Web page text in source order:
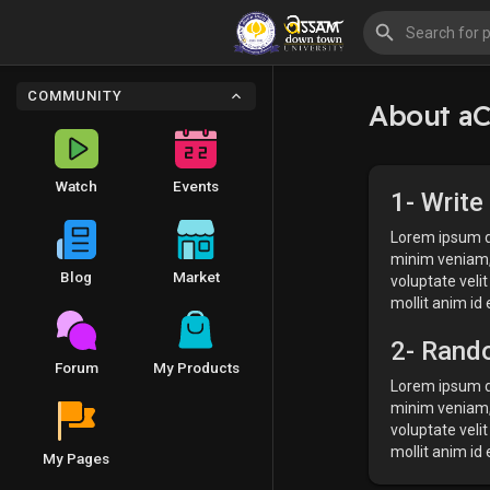
COMMUNITY
Watch Events
Blog Market
Forum My Products
My Pages
About
1-
Lorem
minim
voluptate
mollit anim id
2-
Lorem
minim
voluptate
mollit anim id